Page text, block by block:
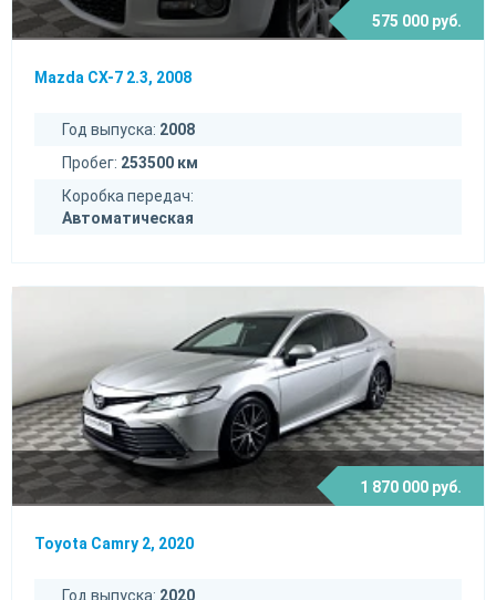
575 000 руб.
Mazda CX-7 2.3, 2008
Год выпуска: 2008
Пробег: 253500 км
Коробка передач:
Автоматическая
1 870 000 руб.
Toyota Camry 2, 2020
Год выпуска: 2020